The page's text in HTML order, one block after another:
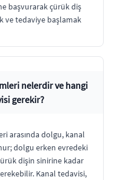
başvurarak çürük diş
ve tedaviye başlamak
nelerdir ve hangi
gerekir?
arasında dolgu, kanal
dolgu erken evredeki
dişin sinirine kadar
Kanal tedavisi,